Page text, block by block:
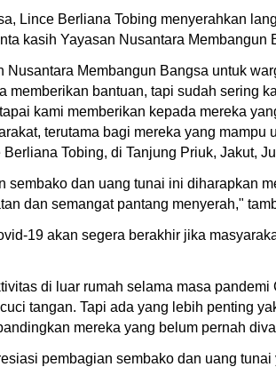
Lince Berliana Tobing menyerahkan
kasih Yayasan Nusantara Membangun
Membangun Bangsa untuk
memberikan bantuan, tapi sudah sering
kami memberikan kepada mereka
terutama bagi mereka yang
Tobing, di Tanjung Priuk, Jakut,
sembako dan uang tunai ini diharapkan
dan semangat pantang menyerah,"
19 akan segera berakhir jika
di luar rumah selama masa
tangan. Tapi ada yang lebih penting
mereka yang belum pernah
pembagian sembako dan uang